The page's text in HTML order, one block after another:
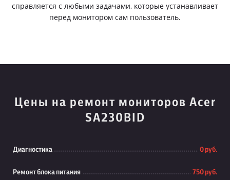
справляется с любыми задачами, которые устанавливает
перед монитором сам пользователь.
Цены на ремонт мониторов Acer
SA230BID
Диагностика 0 руб.
Ремонт блока питания 750 руб.